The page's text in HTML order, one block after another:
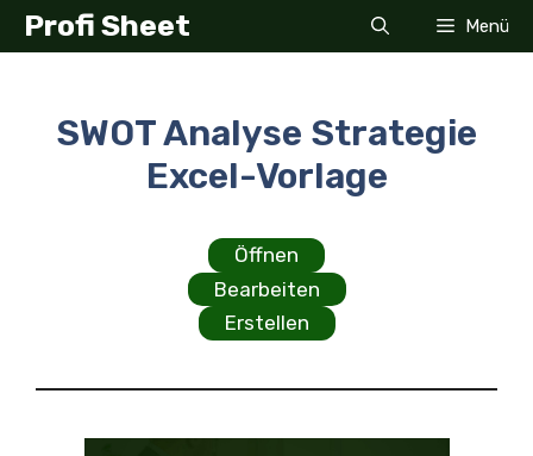
Zum
InhaltProfi Sheet Menü
SWOT Analyse Strategie
Excel-Vorlage
Öffnen
Bearbeiten
Erstellen